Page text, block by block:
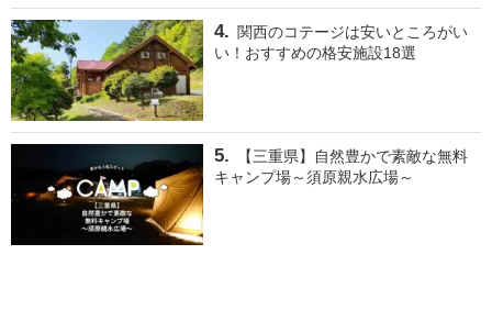
関西のコテージは安いところがい
い！おすすめの格安施設18選
【三重県】自然豊かで素敵な無料
キャンプ場～須原親水広場～